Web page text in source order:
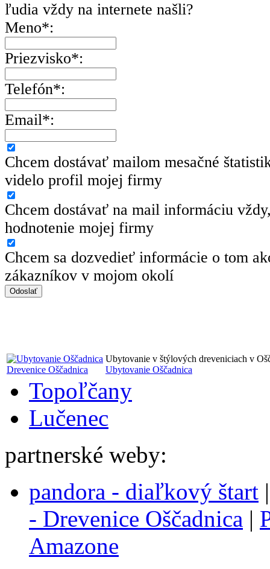
ľudia vždy na internete našli?
Meno*:
Priezvisko*:
Telefón*:
Email*:
Chcem dostávať mailom mesačné
videlo profil mojej firmy
Chcem dostávať na mail informáciu
hodnotenie mojej firmy
Chcem sa dozvedieť informácie o tom
zákazníkov v mojom okolí
Drevenice Oščadnica
Ubytovanie v štýlových dreveniciach v
Ubytovanie Oščadnica
Topoľčany
Lučenec
partnerské weby:
pandora - diaľkový štart
- Drevenice Oščadnica |
Amazone